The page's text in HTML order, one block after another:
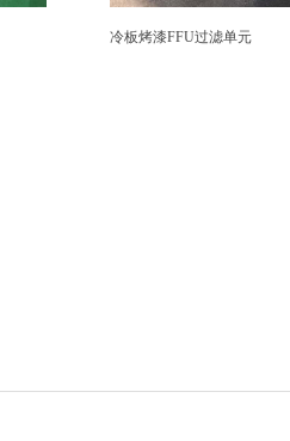
冷板烤漆FFU过滤单元